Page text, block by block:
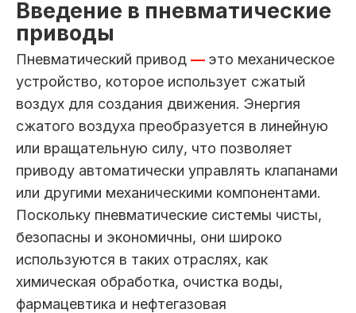
Введение в пневматические
приводы
Пневматический привод — это механическое
устройство, которое использует сжатый
воздух для создания движения. Энергия
сжатого воздуха преобразуется в линейную
или вращательную силу, что позволяет
приводу автоматически управлять клапанами
или другими механическими компонентами.
Поскольку пневматические системы чисты,
безопасны и экономичны, они широко
используются в таких отраслях, как
химическая обработка, очистка воды,
фармацевтика и нефтегазовая